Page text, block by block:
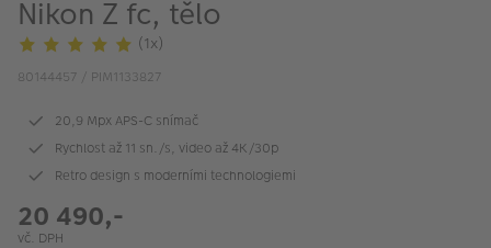
VÝPRODEJ
FOTO BAZAR
Akce a slevy
Fotoprodukty
Nikon Z fc, tělo
(1x)
80144457 / PIM1133827
20,9 Mpx APS-C snímač
Rychlost až 11 sn./s, video až 4K/30p
Retro design s moderními technologiemi
20 490,-
vč. DPH